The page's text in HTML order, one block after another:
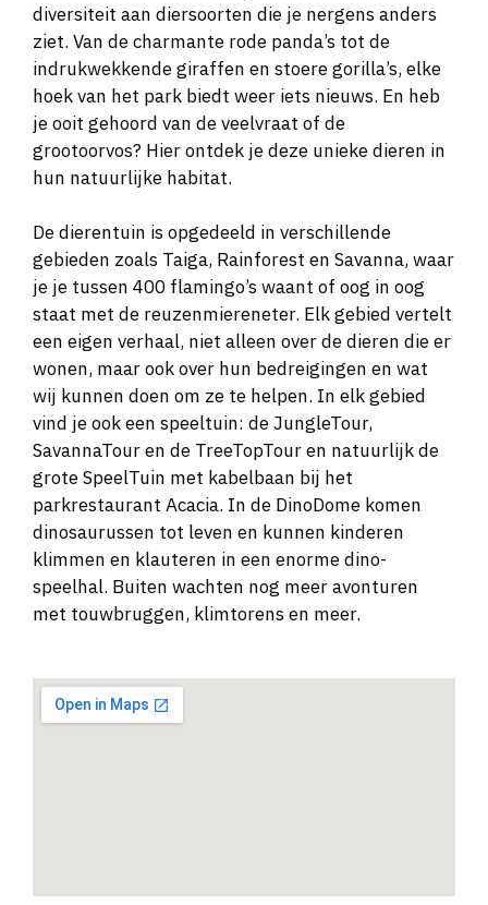
diversiteit aan diersoorten die je nergens anders
ziet. Van de charmante rode panda’s tot de
indrukwekkende giraffen en stoere gorilla’s, elke
hoek van het park biedt weer iets nieuws. En heb
je ooit gehoord van de veelvraat of de
grootoorvos? Hier ontdek je deze unieke dieren in
hun natuurlijke habitat.
De dierentuin is opgedeeld in verschillende
gebieden zoals Taiga, Rainforest en Savanna, waar
je je tussen 400 flamingo’s waant of oog in oog
staat met de reuzenmiereneter. Elk gebied vertelt
een eigen verhaal, niet alleen over de dieren die er
wonen, maar ook over hun bedreigingen en wat
wij kunnen doen om ze te helpen. In elk gebied
vind je ook een speeltuin: de JungleTour,
SavannaTour en de TreeTopTour en natuurlijk de
grote SpeelTuin met kabelbaan bij het
parkrestaurant Acacia. In de DinoDome komen
dinosaurussen tot leven en kunnen kinderen
klimmen en klauteren in een enorme dino-
speelhal. Buiten wachten nog meer avonturen
met touwbruggen, klimtorens en meer.